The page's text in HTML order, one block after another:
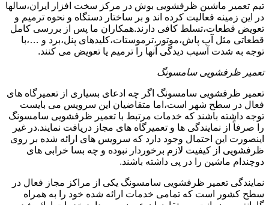
تیم تعمیر ماشین ظرفشویی بوش در مرکز سخت افزار ایران،سالها
در این زمینه فعالیت کرده اند و بر ساختار دستگاه و نحوه ترمیم و
تعویض قطعات،تسلط کافی دارند.همکاران ما پس از بررسی کامل
قطعاتی مثل آب پاش،موتور،ترموستات،کلیدهای پنل،برد و …،با
توجه به شدت آسیب دیدگی آنها را ترمیم یا تعویض می کنند.
تعمیر ظرفشویی سامسونگ
تعمیر ظرفشویی سامسونگ اگر چه ادعای بسیاری از تعمیرگاه های
فعال در سطح شهر است،اما متقاضیان این سرویس می بایست
توجه داشته باشند که خدمات مرتبط با تعمیر ظرفشویی سامسونگ
را صرفاً از نمایندگی ها و تعمیرگاه های مجاز دریافت نمایند.در غیر
اینصورت این احتمال وجود دارد که سرویس های ارائه شده بر روی
ظرفشویی از کیفیت لازم برخوردار نبوده و چه بسا خرابی های
دوچندام ماشین را در پی داشته باشند.
نمایندگی تعمیر ظرفشویی سامسونگ یکی از مراکز مجاز فعال در
سطح کشور است که تمامی خدمات ارائه شده خود را به همراه